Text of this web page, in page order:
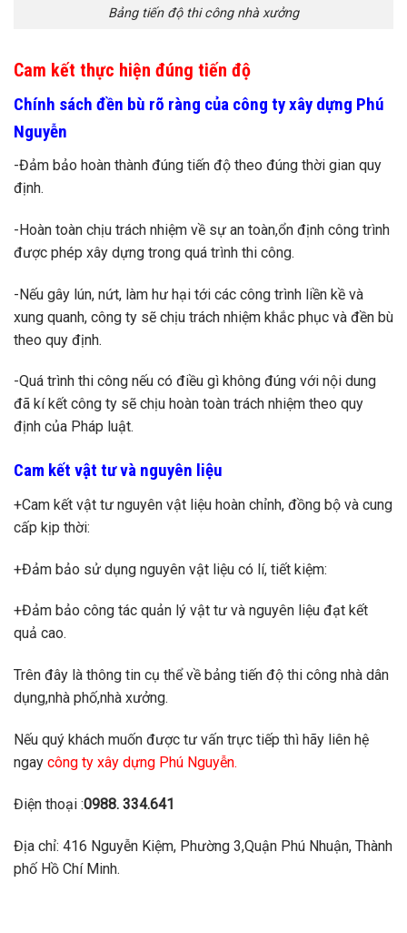
Bảng tiến độ thi công nhà xưởng
Cam kết thực hiện đúng tiến độ
Chính sách đền bù rõ ràng của công ty xây dựng Phú
Nguyễn
-Đảm bảo hoàn thành đúng tiến độ theo đúng thời gian quy
định.
-Hoàn toàn chịu trách nhiệm về sự an toàn,ổn định công trình
được phép xây dựng trong quá trình thi công.
-Nếu gây lún, nứt, làm hư hại tới các công trình liền kề và
xung quanh, công ty sẽ chịu trách nhiệm khắc phục và đền bù
theo quy định.
-Quá trình thi công nếu có điều gì không đúng với nội dung
đã kí kết công ty sẽ chịu hoàn toàn trách nhiệm theo quy
định của Pháp luật.
Cam kết vật tư và nguyên liệu
+Cam kết vật tư nguyên vật liệu hoàn chỉnh, đồng bộ và cung
cấp kịp thời:
+Đảm bảo sử dụng nguyên vật liệu có lí, tiết kiệm:
+Đảm bảo công tác quản lý vật tư và nguyên liệu đạt kết
quả cao.
Trên đây là thông tin cụ thể về bảng tiến độ thi công nhà dân
dụng,nhà phố,nhà xưởng.
Nếu quý khách muốn được tư vấn trực tiếp thì hãy liên hệ
ngay công ty xây dựng Phú Nguyễn.
Điện thoại :0988. 334.641
Địa chỉ: 416 Nguyễn Kiệm, Phường 3,Quận Phú Nhuận, Thành
phố Hồ Chí Minh.